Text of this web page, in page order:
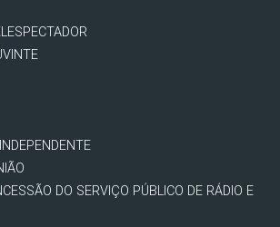
DO SERVIÇO PÚBLICO DE RÁDIO E